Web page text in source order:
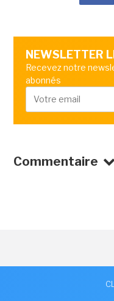
NEWSLETTER
Recevez notre
abonnés
Commentaire